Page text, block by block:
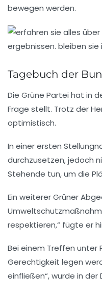
bewegen werden.
Tagebuch der
Die Grüne Partei hat in
Frage stellt. Trotz der
optimistisch.
In einer ersten
durchzusetzen, jedoch
Stehende tun, um die
Ein weitererGrüner
respektieren,“ fügte er
Bei einem Treffen unter
Gerechtigkeit legen
einfließen“, wurde in der